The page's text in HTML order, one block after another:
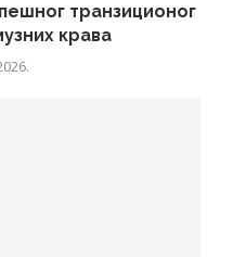
транзиционог
крава